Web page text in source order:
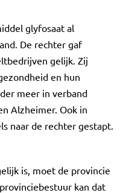
glyfosaat al
De rechter gaf
gelijk. Zij
en hun
meer in verband
Alzheimer. Ook in
naar de rechter gestapt.
is, moet de provincie
kan dat